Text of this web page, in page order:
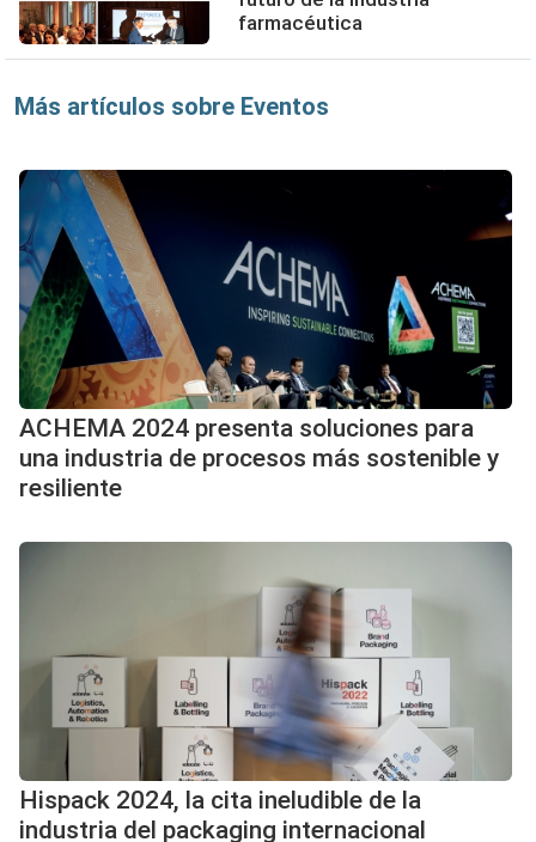
farmacéutica
Más artículos sobre Eventos
ACHEMA 2024 presenta soluciones para
una industria de procesos más sostenible y
resiliente
Hispack 2024, la cita ineludible de la
industria del packaging internacional